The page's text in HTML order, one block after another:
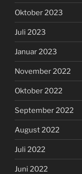
Oktober 2023
Juli 2023
Januar 2023
November 2022
Oktober 2022
September 2022
August 2022
Juli 2022
Juni 2022